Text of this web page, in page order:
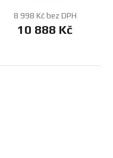
8 998 Kč bez DPH
10 888 Kč